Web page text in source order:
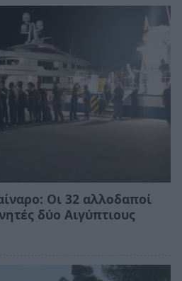
Οι 32 αλλοδαποί
δύο Αιγύπτιους